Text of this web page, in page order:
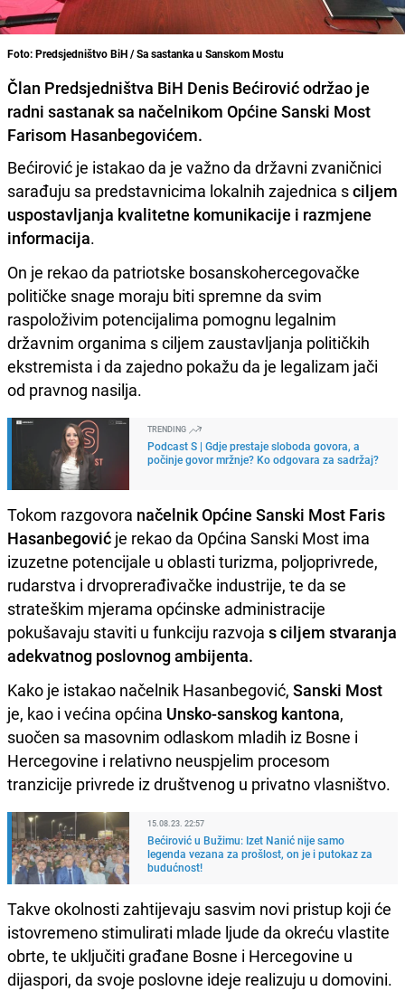
Foto: Predsjedništvo BiH / Sa sastanka u Sanskom Mostu
Član Predsjedništva BiH Denis Bećirović održao je
radni sastanak sa načelnikom Općine Sanski Most
Farisom Hasanbegovićem.
Bećirović je istakao da je važno da državni zvaničnici
sarađuju sa predstavnicima lokalnih zajednica sciljem
uspostavljanja kvalitetne komunikacije i razmjene
informacija.
On je rekao da patriotske bosanskohercegovačke
političke snage moraju biti spremne da svim
raspoloživim potencijalima pomognu legalnim
državnim organima s ciljem zaustavljanja političkih
ekstremista i da zajedno pokažu da je legalizam jači
od pravnog nasilja.
TRENDING
Podcast S | Gdje prestaje sloboda govora, a
počinje govor mržnje? Ko odgovara za sadržaj?
Tokom razgovora načelnik Općine Sanski Most Faris
Hasanbegović je rekao da Općina Sanski Most ima
izuzetne potencijale u oblasti turizma, poljoprivrede,
rudarstva i drvoprerađivačke industrije, te da se
strateškim mjerama općinske administracije
pokušavaju staviti u funkciju razvoja s ciljem stvaranja
adekvatnog poslovnog ambijenta.
Kako je istakao načelnik Hasanbegović, Sanski Most
je, kao i većina općina Unsko-sanskog kantona,
suočen sa masovnim odlaskom mladih iz Bosne i
Hercegovine i relativno neuspjelim procesom
tranzicije privrede iz društvenog u privatno vlasništvo.
15.08.23. 22:57
Bećirović u Bužimu: Izet Nanić nije samo
legenda vezana za prošlost, on je i putokaz za
budućnost!
Takve okolnosti zahtijevaju sasvim novi pristup koji će
istovremeno stimulirati mlade ljude da okreću vlastite
obrte, te uključiti građane Bosne i Hercegovine u
dijaspori, da svoje poslovne ideje realizuju u domovini.